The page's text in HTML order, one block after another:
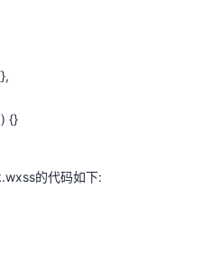
{}
的代码如下: